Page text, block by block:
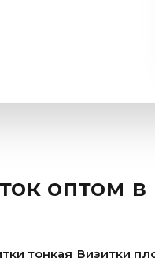
оптом в
тонкая Визитки